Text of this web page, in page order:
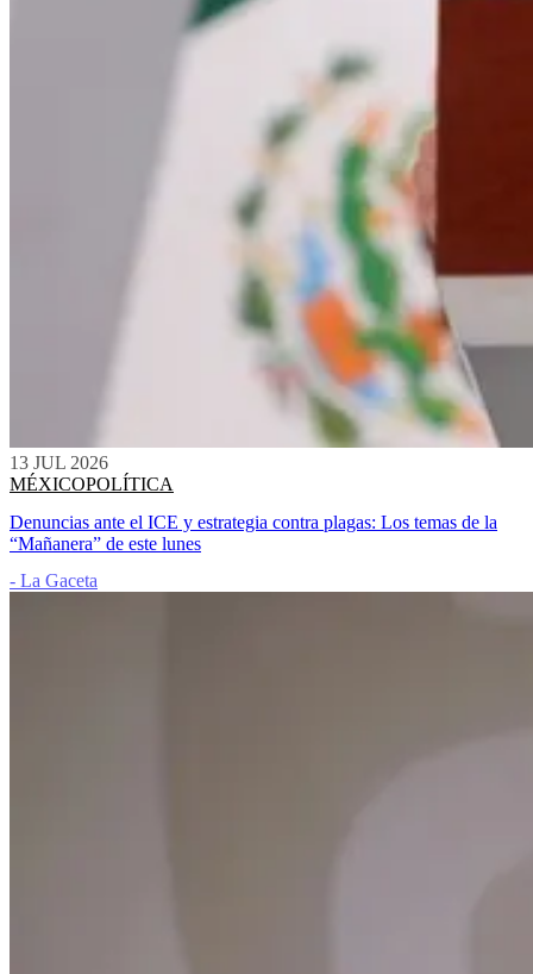
13 JUL 2026
MÉXICOPOLÍTICA
Denuncias ante el ICE y estrategia contra plagas: Los temas de la
“Mañanera” de este lunes
- La Gaceta